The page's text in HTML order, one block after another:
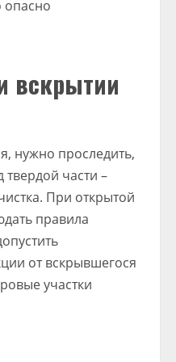
вскрытии
нужно проследить,
части –
При открытой
правила
от вскрывшегося
участки